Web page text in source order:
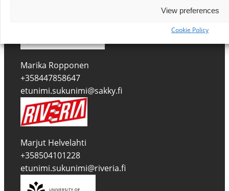
View preferences
Cookie Policy
Marika Ropponen
+358447858647
etunimi.sukunimi@sakky.fi
Marjut Helvelahti
+358504101228
etunimi.sukunimi@riveria.fi